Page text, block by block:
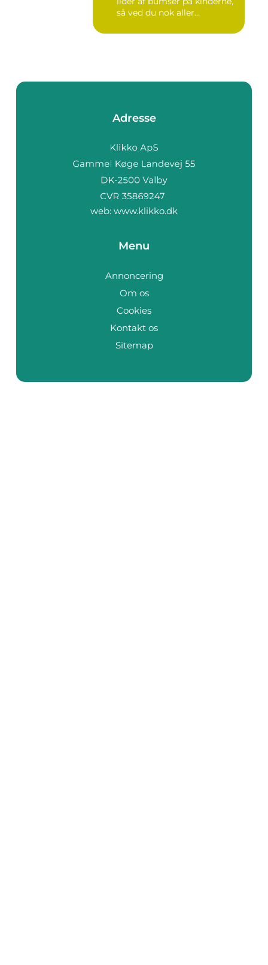
så ved du nok aller...
Adresse
web: www.klikko.dk
Menu
Annoncering
Om os
Cookies
Kontakt os
Sitemap